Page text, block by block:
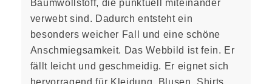
Baumwollstoff, die punktuell miteinander
verwebt sind. Dadurch entsteht ein
besonders weicher Fall und eine schöne
Anschmiegsamkeit. Das Webbild ist fein. Er
fällt leicht und geschmeidig. Er eignet sich